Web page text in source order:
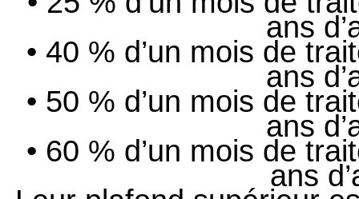
ans
• 40 % d’un mois de
ans
• 50 % d’un mois de
ans
• 60 % d’un mois de
ans